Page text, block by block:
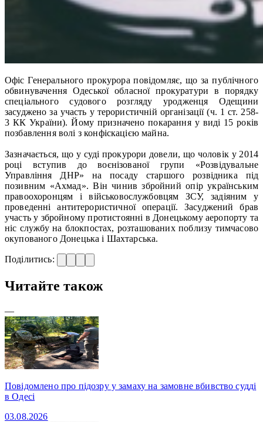
Офіс Генерального прокурора повідомляє, що за публічного
обвинувачення Одеської обласної прокуратури в порядку
спеціального судового розгляду уродженця Одещини
засуджено за участь у терористичній організації (ч. 1 ст. 258-
3 КК України). Йому призначено покарання у виді 15 років
позбавлення волі з конфіскацією майна.
Зазначається, що у суді прокурори довели, що чоловік у 2014
році вступив до воєнізованої групи «Розвідувальне
Управління ДНР» на посаду старшого розвідника під
позивним «Ахмад». Він чинив збройний опір українським
правоохоронцям і військовослужбовцям ЗСУ, задіяним у
проведенні антитерористичної операції. Засуджений брав
участь у збройному протистоянні в Донецькому аеропорту та
ніс службу на блокпостах, розташованих поблизу тимчасово
окупованого Донецька і Шахтарська.
Поділитись:
Читайте також
—
Повідомлено про підозру у замаху на замовне вбивство судді
в Одесі
03.08.2026